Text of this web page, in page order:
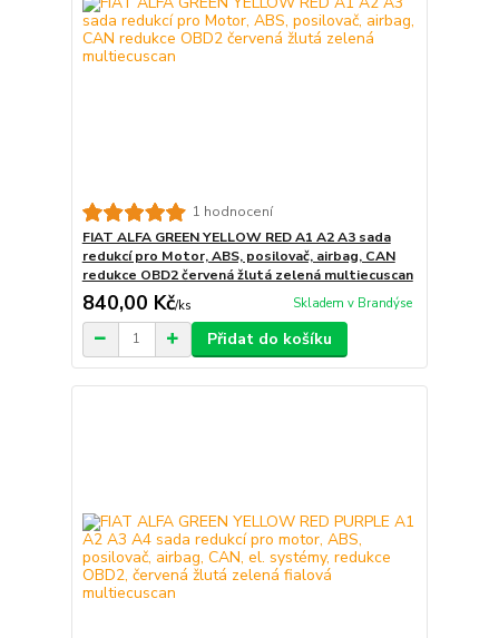
1 hodnocení
FIAT ALFA GREEN YELLOW RED A1 A2 A3 sada
redukcí pro Motor, ABS, posilovač, airbag, CAN
redukce OBD2 červená žlutá zelená multiecuscan
840,00 Kč/ks Skladem v Brandýse
Přidat do košíku